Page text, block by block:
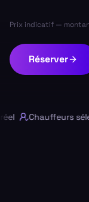
Prix indicatif —
Réserver
Chauffeurs